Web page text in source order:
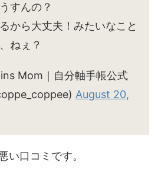
すんの？
から大丈夫！みたいなこと
ねぇ？
Mom｜自分軸手帳公式
August 20,
い口コミです。